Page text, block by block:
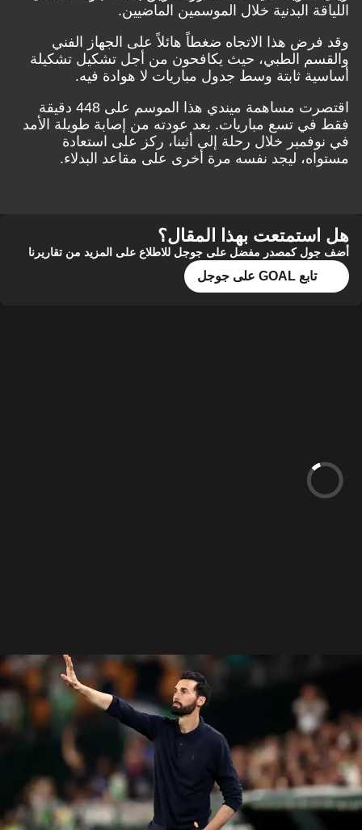
اللياقة البدنية خلال الموسمين الماضيين.
وقد فرض هذا الاتجاه ضغطاً هائلاً على الجهاز الفني
والقسم الطبي، حيث يكافحون من أجل تشكيل تشكيلة
أساسية ثابتة وسط جدول مباريات لا هوادة فيه.
اقتصرت مساهمة ميندي هذا الموسم على 448 دقيقة
فقط في تسع مباريات. بعد عودته من إصابة طويلة الأمد
في نوفمبر خلال رحلة إلى أثينا، ركز على استعادة
مستواه، ليجد نفسه مرة أخرى على مقاعد البدلاء.
هل استمتعت بهذا المقال؟
أضف جول كمصدر مفضل على جوجل للاطلاع على المزيد من تقاريرنا
تابع GOAL على جوجل